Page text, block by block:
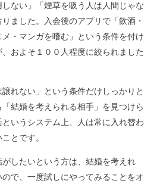
ない」「煙草を吸う人は人間じゃな
ました。入会後のアプリで「飲酒・
・マンガを嗜む」という条件を付け
およそ１００人程度に絞られました
れない」という条件だけしっかりと
結婚を考えられる相手」を見つけら
いうシステム上、人は常に入れ替わ
とです。
したいという方は、結婚を考えれ
で、一度試しにやってみることをオ